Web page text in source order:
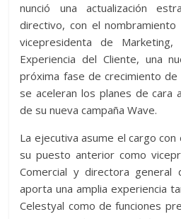
nunció una actualización
directivo, con el nombramiento
vicepresidenta de Marketing,
Experiencia del Cliente, una
próxima fase de crecimiento
se aceleran los planes de cara
de su nueva campaña Wave.
La ejecutiva asume el cargo
su puesto anterior como
Comercial y directora general
aporta una amplia experiencia
Celestyal como de funciones